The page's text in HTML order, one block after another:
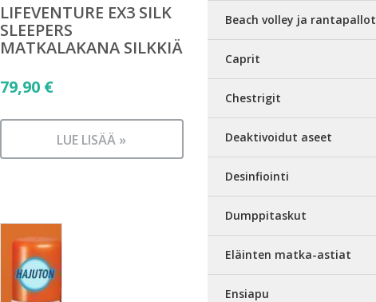
LIFEVENTURE EX3 SILK
SLEEPERS
MATKALAKANA SILKKIÄ
79,90 €
LUE LISÄÄ »
Beach volley ja rantapallot
Caprit
Chestrigit
Deaktivoidut aseet
Desinfiointi
Dumppitaskut
Eläinten matka-astiat
Ensiapu